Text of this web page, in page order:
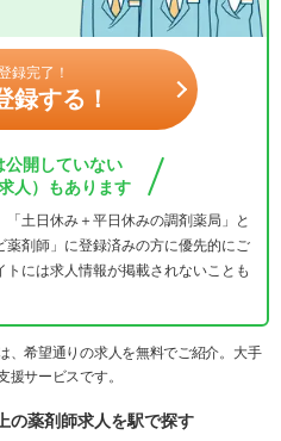
録完了！
録する！
公開していない
人）もあります
「土日休み＋平日休みの調剤薬局」と
剤師」に登録済みの方に優先的にご
には求人情報が掲載されないことも
、希望通りの求人を無料でご紹介。大手
サービスです。
の薬剤師求人を駅で探す